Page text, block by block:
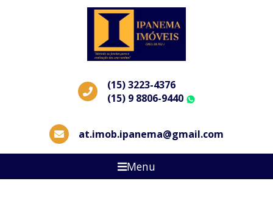
(15) 3223-4376
(15) 9 8806-9440
at.imob.ipanema@gmail.com
Menu